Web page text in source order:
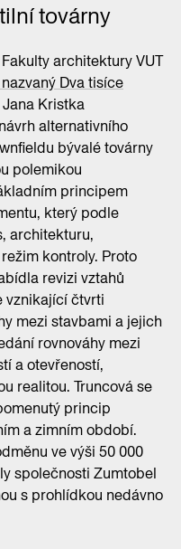
továrny
architektury VUT
Dva tisíce
Kristka
alternativního
bývalé továrny
polemikou
principem
který podle
architekturu,
kontroly. Proto
revizi vztahů
vznikající čtvrti
mezi stavbami a jejich
rovnováhy mezi
a otevřeností,
realitou. Truncová se
princip
a zimním období.
ve výši 50 000
společnosti Zumtobel
s prohlídkou nedávno